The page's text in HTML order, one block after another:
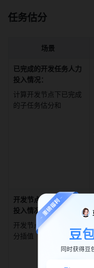
任务估分
场景
已完成的开发任务人力
投入情况：
计算开发节点下已完成
的子任务估分和
开发节点子任务的人力
投入情况：
开发节点下的子任务估
分插值